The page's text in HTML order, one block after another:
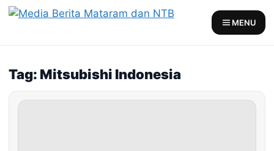
Skip
MENU
Tag: Mitsubishi Indonesia